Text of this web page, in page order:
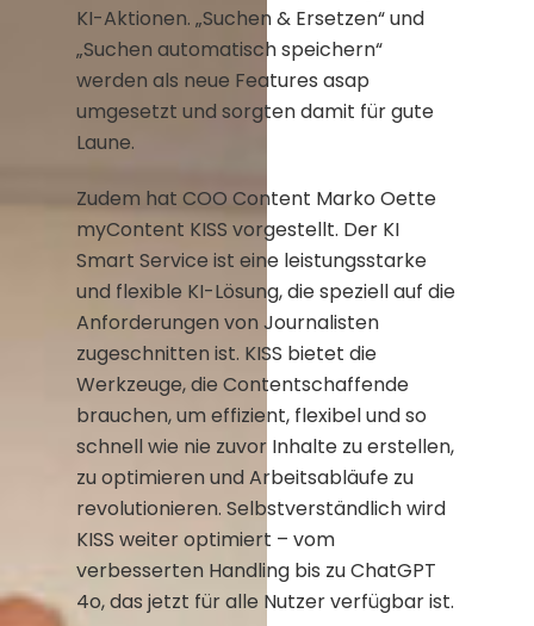
KI-Aktionen. „Suchen & Ersetzen“ und
„Suchen automatisch speichern“
werden als neue Features asap
umgesetzt und sorgten damit für gute
Laune.
Zudem hat COO Content Marko Oette
myContent KISS vorgestellt. Der KI
Smart Service ist eine leistungsstarke
und flexible KI-Lösung, die speziell auf die
Anforderungen von Journalisten
zugeschnitten ist. KISS bietet die
Werkzeuge, die Contentschaffende
brauchen, um effizient, flexibel und so
schnell wie nie zuvor Inhalte zu erstellen,
zu optimieren und Arbeitsabläufe zu
revolutionieren. Selbstverständlich wird
KISS weiter optimiert – vom
verbesserten Handling bis zu ChatGPT
4o, das jetzt für alle Nutzer verfügbar ist.